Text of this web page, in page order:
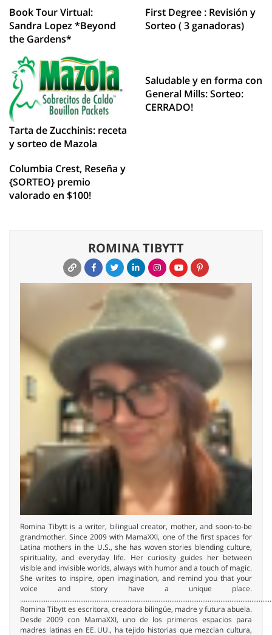
Book Tour Virtual:
Sandra Lopez *Beyond
the Gardens*
First Degree : Revisión y
Sorteo ( 3 ganadoras)
Tarta de Zucchinis: receta
y sorteo de Mazola
Saludable y en forma con
General Mills: Sorteo:
CERRADO!
Columbia Crest, Reseña y
{SORTEO} premio
valorado en $100!
ROMINA TIBYTT
Romina Tibytt is a writer, bilingual creator, mother, and soon-to-be
grandmother. Since 2009 with MamaXXI, one of the first spaces for
Latina mothers in the U.S., she has woven stories blending culture,
spirituality, and everyday life. Her curiosity guides her between
visible and invisible worlds, always with humor and a touch of magic.
She writes to inspire, open imagination, and remind you that your
voice and story have a unique place.
Romina Tibytt es escritora, creadora bilingüe, madre y futura abuela.
Desde 2009 con MamaXXI, uno de los primeros espacios para
madres latinas en EE. UU., ha tejido historias que mezclan cultura,